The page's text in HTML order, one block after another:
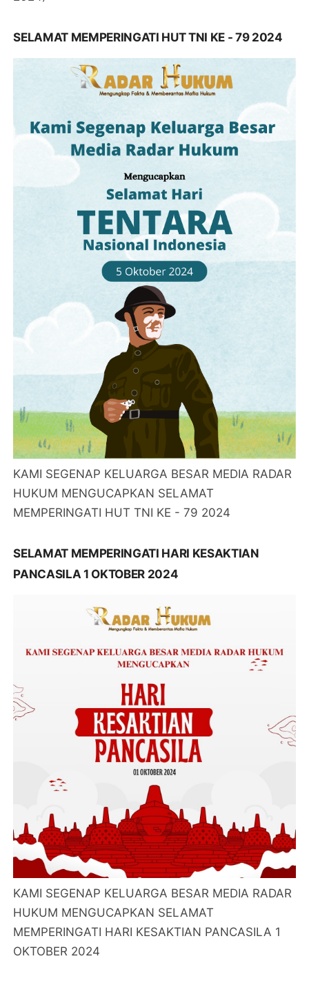
SELAMAT MEMPERINGATI HUT TNI KE - 79 2024
KAMI SEGENAP KELUARGA BESAR MEDIA RADAR
HUKUM MENGUCAPKAN SELAMAT
MEMPERINGATI HUT TNI KE - 79 2024
SELAMAT MEMPERINGATI HARI KESAKTIAN
PANCASILA 1 OKTOBER 2024
KAMI SEGENAP KELUARGA BESAR MEDIA RADAR
HUKUM MENGUCAPKAN SELAMAT
MEMPERINGATI HARI KESAKTIAN PANCASILA 1
OKTOBER 2024